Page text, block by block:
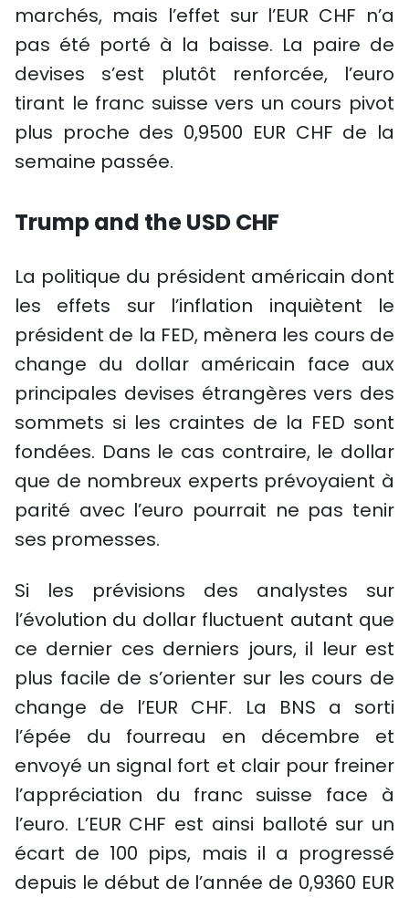
marchés, mais l’effet sur l’EUR CHF n’a
pas été porté à la baisse. La paire de
devises s’est plutôt renforcée, l’euro
tirant le franc suisse vers un cours pivot
plus proche des 0,9500 EUR CHF de la
semaine passée.
Trump and the USD CHF
La politique du président américain dont
les effets sur l’inflation inquiètent le
président de la FED, mènera les cours de
change du dollar américain face aux
principales devises étrangères vers des
sommets si les craintes de la FED sont
fondées. Dans le cas contraire, le dollar
que de nombreux experts prévoyaient à
parité avec l’euro pourrait ne pas tenir
ses promesses.
Si les prévisions des analystes sur
l’évolution du dollar fluctuent autant que
ce dernier ces derniers jours, il leur est
plus facile de s’orienter sur les cours de
change de l’EUR CHF. La BNS a sorti
l’épée du fourreau en décembre et
envoyé un signal fort et clair pour freiner
l’appréciation du franc suisse face à
l’euro. L’EUR CHF est ainsi balloté sur un
écart de 100 pips, mais il a progressé
depuis le début de l’année de 0,9360 EUR